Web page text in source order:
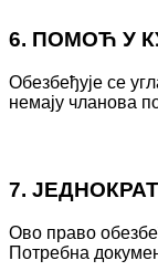
6. ПОМОЋ У
Обезбеђује се
немају чланова
7.
Ово право
Потребна